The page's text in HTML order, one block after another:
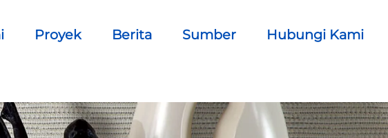
Proyek Berita Sumber Hubungi Kami